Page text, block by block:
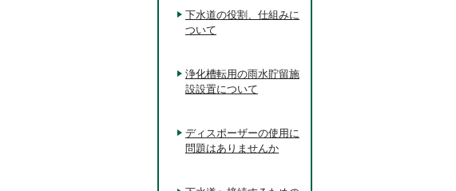
下水道の役割、仕組みに
ついて
浄化槽転用の雨水貯留施
設設置について
ディスポーザーの使用に
問題はありませんか